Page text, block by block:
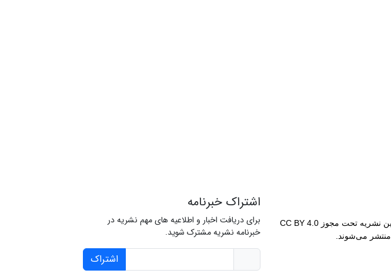
تمامی مقالات این نشریه تحت مجوز CC BY 4.0
منتشر می‌شوند.
اشتراک خبرنامه
برای دریافت اخبار و اطلاعیه های مهم نشریه در
خبرنامه نشریه مشترک شوید.
اشتراک